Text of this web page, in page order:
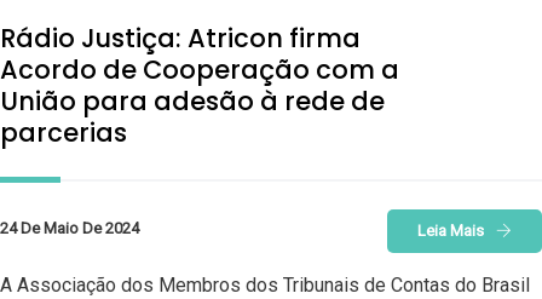
Rádio Justiça: Atricon firma
Acordo de Cooperação com a
União para adesão à rede de
parcerias
24 De Maio De 2024 Leia Mais
A Associação dos Membros dos Tribunais de Contas do Brasil